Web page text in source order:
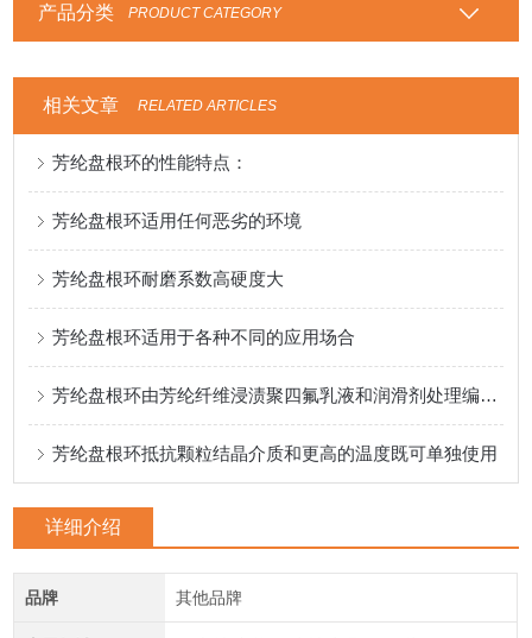
产品分类 PRODUCT CATEGORY
相关文章 RELATED ARTICLES
芳纶盘根环的性能特点：
芳纶盘根环适用任何恶劣的环境
芳纶盘根环耐磨系数高硬度大
芳纶盘根环适用于各种不同的应用场合
芳纶盘根环由芳纶纤维浸渍聚四氟乳液和润滑剂处理编织而成
芳纶盘根环抵抗颗粒结晶介质和更高的温度既可单独使用
详细介绍
品牌 其他品牌